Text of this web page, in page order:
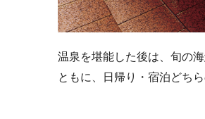
温泉を堪能した後は、旬の
ともに、日帰り・宿泊どち